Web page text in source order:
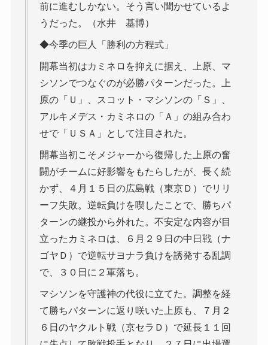
前に進むしかない。そう言い聞かせているよ
うだった。（水井 基博）
◆今季の巨人「勝利の方程式」
開幕当初はカミネロを抑えに据え、上原、マ
シソンでつなぐのが必勝パターンだった。上
原の「Ｕ」、スコット・マシソンの「Ｓ」、
アルキメデス・カミネロの「Ａ」の組み合わ
せで「ＵＳＡ」として注目された。
開幕当初こそメジャーから復帰した上原の奮
闘がチームに好影響をもたらしたが、長く続
かず、４月１５日の広島戦（東京Ｄ）でリリ
ーフ失敗。逆転負けを喫したことで、勝ちパ
ターンの継投から外れた。不安定な内容が目
立ったカミネロは、６月２９日の中日戦（ナ
ゴヤＤ）で逆転サヨナラ負けを誘発する乱調
で、３０日に２軍落ち。
マシソンを守護神の代役に立てた。調整を経
て勝ちパターンに返り咲いた上原も、７月２
６日のヤクルト戦（京セラＤ）で延長１１回